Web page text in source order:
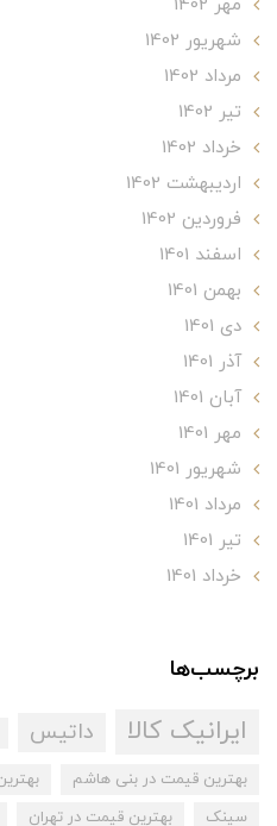
مهر 1402
شهریور 1402
مرداد 1402
تير 1402
خرداد 1402
ارديبهشت 1402
فروردین 1402
اسفند 1401
بهمن 1401
دی 1401
آذر 1401
آبان 1401
مهر 1401
شهریور 1401
مرداد 1401
تير 1401
خرداد 1401
برچسب‌ها
ایرانیک کالا داتیس
بهترین قیمت در بنی هاشم
سینک
بهترین قیمت در تهران